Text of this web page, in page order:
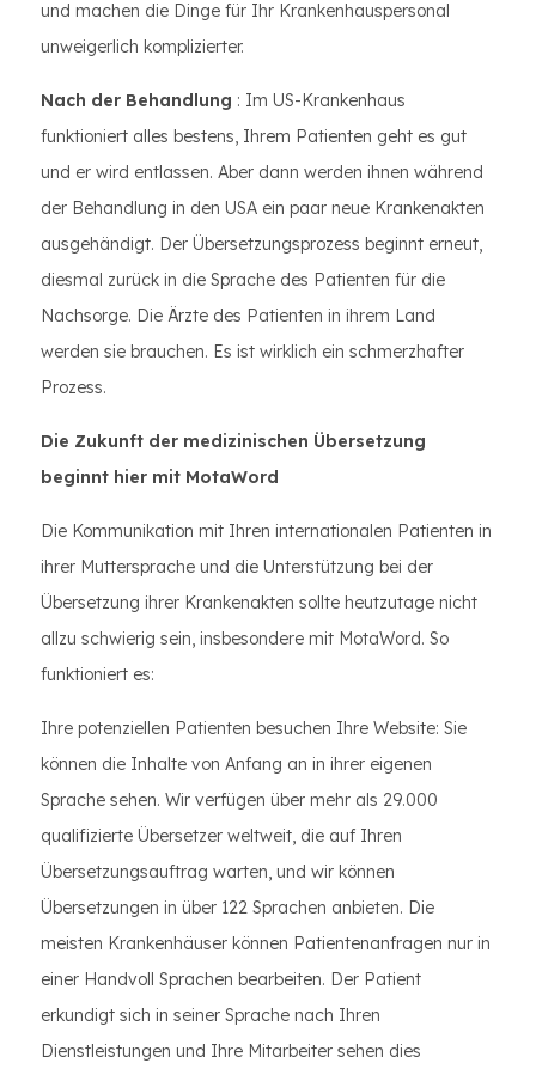
und machen die Dinge für Ihr Krankenhauspersonal
unweigerlich komplizierter.
Nach der Behandlung : Im US-Krankenhaus
funktioniert alles bestens, Ihrem Patienten geht es gut
und er wird entlassen. Aber dann werden ihnen während
der Behandlung in den USA ein paar neue Krankenakten
ausgehändigt. Der Übersetzungsprozess beginnt erneut,
diesmal zurück in die Sprache des Patienten für die
Nachsorge. Die Ärzte des Patienten in ihrem Land
werden sie brauchen. Es ist wirklich ein schmerzhafter
Prozess.
Die Zukunft der medizinischen Übersetzung
beginnt hier mit MotaWord
Die Kommunikation mit Ihren internationalen Patienten in
ihrer Muttersprache und die Unterstützung bei der
Übersetzung ihrer Krankenakten sollte heutzutage nicht
allzu schwierig sein, insbesondere mit MotaWord. So
funktioniert es:
Ihre potenziellen Patienten besuchen Ihre Website: Sie
können die Inhalte von Anfang an in ihrer eigenen
Sprache sehen. Wir verfügen über mehr als 29.000
qualifizierte Übersetzer weltweit, die auf Ihren
Übersetzungsauftrag warten, und wir können
Übersetzungen in über 122 Sprachen anbieten. Die
meisten Krankenhäuser können Patientenanfragen nur in
einer Handvoll Sprachen bearbeiten. Der Patient
erkundigt sich in seiner Sprache nach Ihren
Dienstleistungen und Ihre Mitarbeiter sehen dies